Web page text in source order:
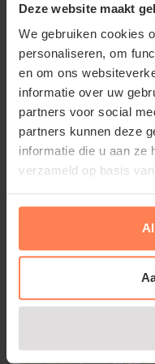
Deze website maakt
We gebruiken cookies
personaliseren, om
en om ons
informatie over uw
partners voor social
partners kunnen deze
informatie die u aan ze
verzameld op basis
te heet en met wat
standplaats in
langs een haag of
aan de oever van een
gelijkmatig vochtig
blijven staan zijn niet
Silene dioica
onderhouden
Uitgebloeide
wegknippen remt
natuurlijke, wat
Gerelateerde